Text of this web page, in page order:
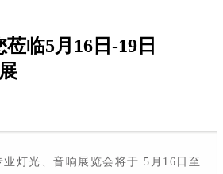
临5月16日-19日
光、音响展览会将于 5月16日至